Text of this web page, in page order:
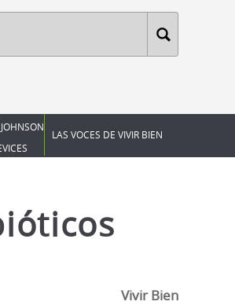
LAS VOCES DE VIVIR BIEN
Vivir Bien